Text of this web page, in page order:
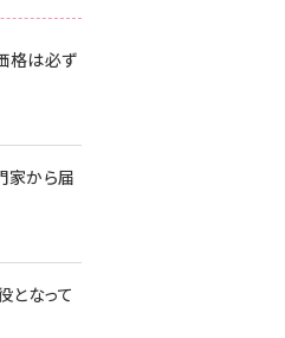
格は必ず
家から届
となって